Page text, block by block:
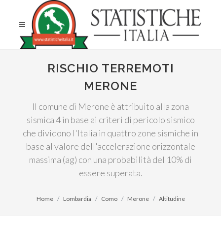
RISCHIO TERREMOTI
MERONE
Il comune di Merone è attribuito alla zona
sismica 4 in base ai criteri di pericolo sismico
che dividono l'Italia in quattro zone sismiche in
base al valore dell'accelerazione orizzontale
massima (ag) con una probabilità del 10% di
essere superata.
Home Lombardia Como Merone Altitudine